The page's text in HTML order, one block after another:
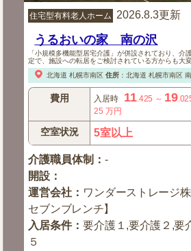
住宅型有料老人ホーム 2026.8.3更新
うるおいの家 南の沢
「小規模多機能型居宅介護」が併設されており、介
定で、施設への転居をご検討されている方からも大
北海道 札幌市南区 住所： 北海道 札幌市南区南
費用 入居時 11.425 ～ 19
25 万円
空室状況 5室以上
介護職員体制 ：-
開設 ：
運営会社 ： ワンダーストレージ
セブンブレンチ】
入居条件：要介護１,要介護２,要
５